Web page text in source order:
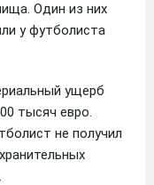
Один из них
у футболиста
ущерб
тысяч евро.
не получил